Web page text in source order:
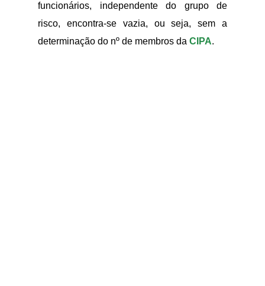
funcionários, independente do grupo de
risco, encontra-se vazia, ou seja, sem a
determinação do nº de membros da CIPA.